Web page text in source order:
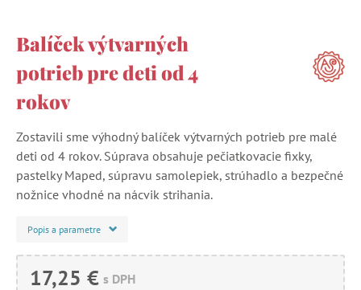
Balíček výtvarných
potrieb pre deti od 4
rokov
Zostavili sme výhodný balíček výtvarných potrieb pre malé
deti od 4 rokov. Súprava obsahuje pečiatkovacie fixky,
pastelky Maped, súpravu samolepiek, strúhadlo a bezpečné
nožnice vhodné na nácvik strihania.
Popis a parametre
17,25 € s DPH